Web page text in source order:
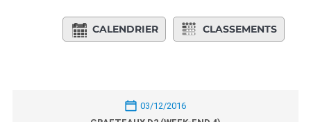
CALENDRIER CLASSEMENTS
03/12/2016